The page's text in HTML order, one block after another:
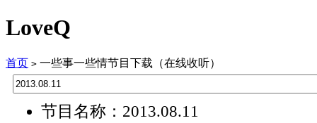
LoveQ
首页 > 一些事一些情节目下载（在线收听）
节目名称：2013.08.11